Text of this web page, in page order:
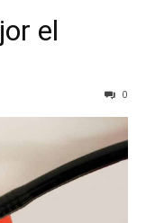
el
0